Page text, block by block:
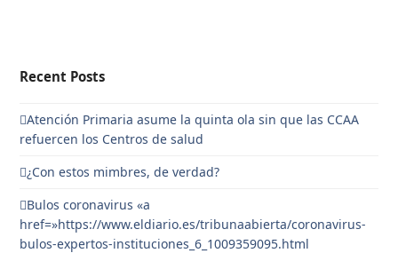
Recent Posts
Atención Primaria asume la quinta ola sin que las CCAA
refuercen los Centros de salud
¿Con estos mimbres, de verdad?
Bulos coronavirus «a
href=»https://www.eldiario.es/tribunaabierta/coronavirus-
bulos-expertos-instituciones_6_1009359095.html